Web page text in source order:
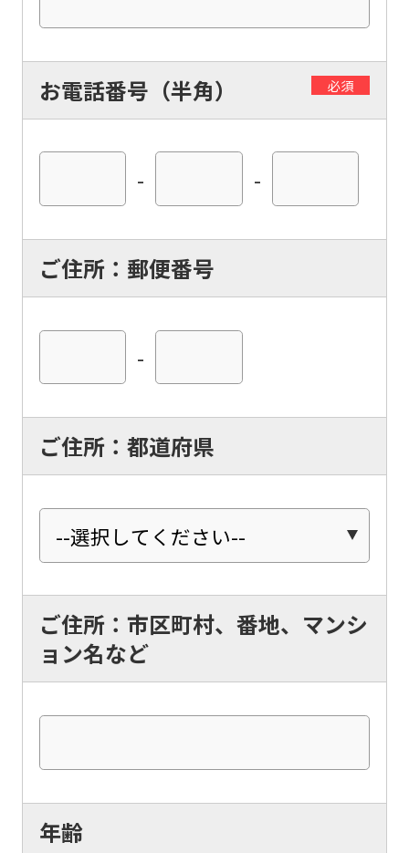
お電話番号（半角） 必須
- -
ご住所：郵便番号
-
ご住所：都道府県
ご住所：市区町村、番地、マンシ
ョン名など
年齢